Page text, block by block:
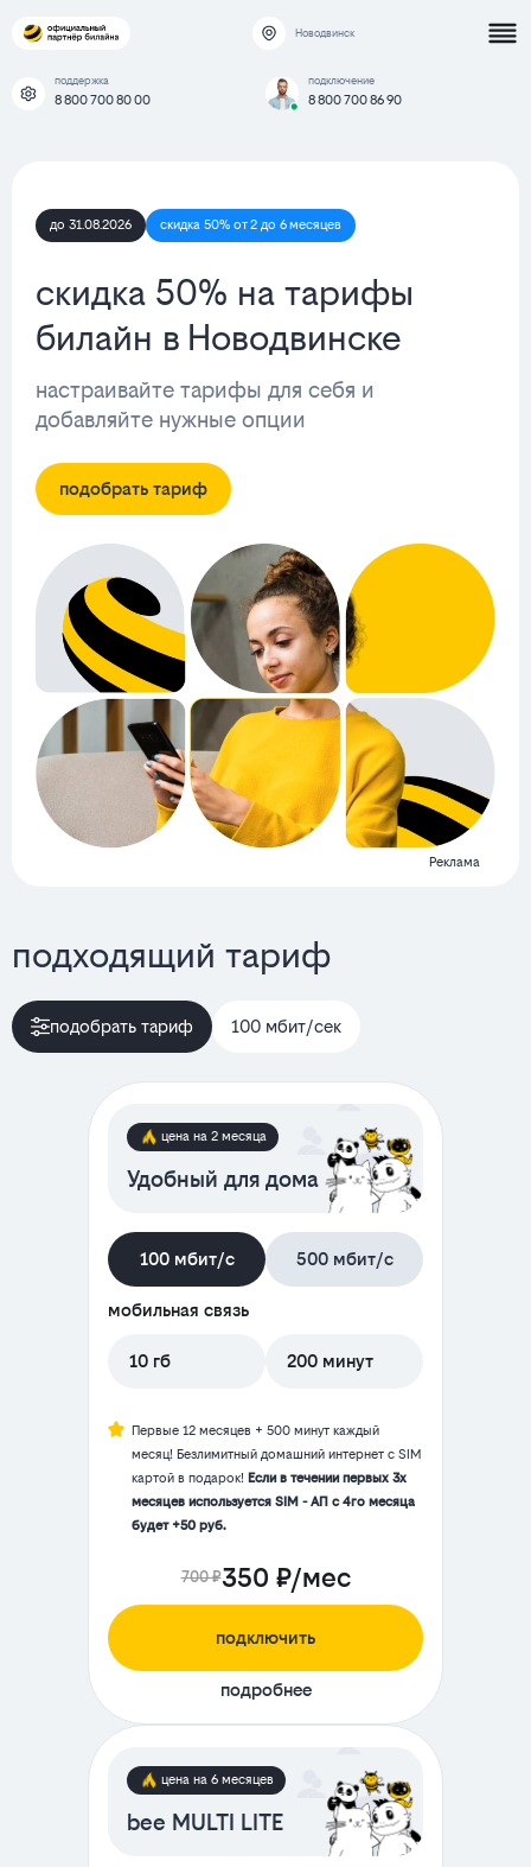
Новодвинск
поддержка
8 800 700 80 00
подключение
8 800 700 86 90
до 31.08.2026 скидка 50% от 2 до 6 месяцев
скидка 50% на тарифы
билайн в Новодвинске
настраивайте тарифы для себя и
добавляйте нужные опции
подобрать тариф
Реклама
подходящий тариф
подобрать тариф 100 мбит/сек
цена на 2 месяца
Удобный для дома
100 мбит/с 500 мбит/с
мобильная связь
10 гб 200 минут
Первые 12 месяцев + 500 минут каждый
месяц! Безлимитный домашний интернет с SIM
картой в подарок! Если в течении первых 3х
месяцев используется SIM - АП с 4го месяца
будет +50 руб.
700 ₽350 ₽/мес
подключить
подробнее
цена на 6 месяцев
bee MULTI LITE